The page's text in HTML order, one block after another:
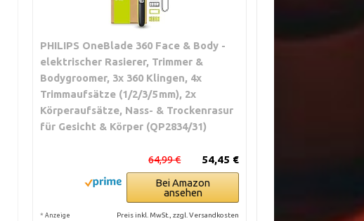
PHILIPS OneBlade 360 Face & Body -
elektrischer Rasierer, Trimmer &
Bodygroomer, 3x 360 Klingen, 4x
Trimmaufsätze (1/2/3/5 mm), 2x
Körperaufsätze, Nass- & Trockenrasur
für Gesicht & Körper (QP2834/31)
54,45 €
64,99 €
Bei Amazon
ansehen
* Anzeige Preis inkl. MwSt., zzgl. Versandkosten